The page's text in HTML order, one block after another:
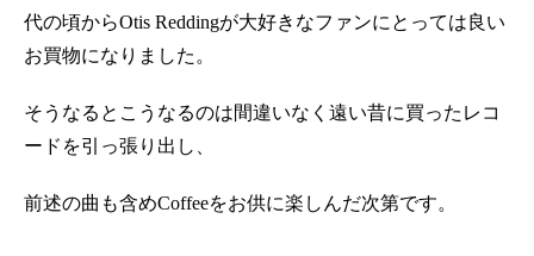
代の頃からOtis Reddingが大好きなファンにとっては良い
お買物になりました。
そうなるとこうなるのは間違いなく遠い昔に買ったレコ
ードを引っ張り出し、
前述の曲も含めCoffeeをお供に楽しんだ次第です。